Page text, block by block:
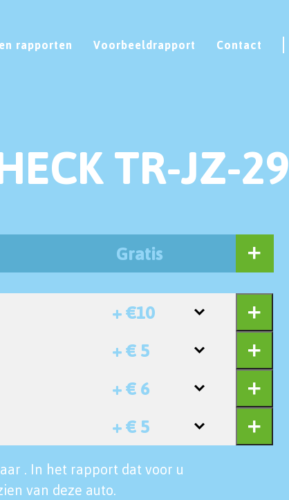
rapporten Voorbeeldrapport Contact
TR-JZ-29
Gratis
+ €10
+ € 5
+ € 6
+ € 5
. In het rapport dat voor u
van deze auto.